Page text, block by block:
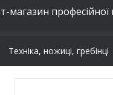
професійної
Техніка, ножиці, гребінці